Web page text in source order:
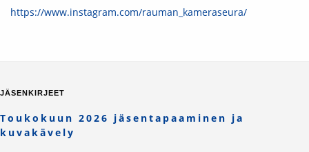
https://www.instagram.com/rauman_kameraseura/
JÄSENKIRJEET
Toukokuun 2026 jäsentapaaminen ja
kuvakävely